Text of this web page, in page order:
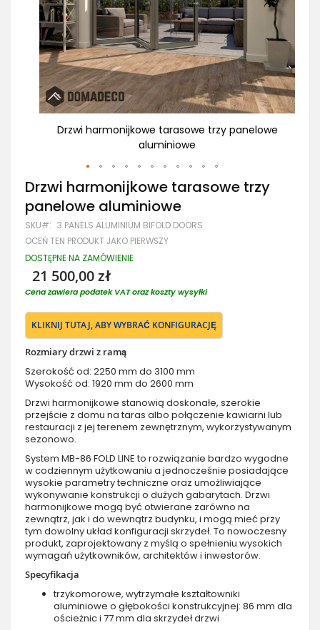
Drzwi harmonijkowe tarasowe trzy panelowe
aluminiowe
Przejdź
na
początek
galerii
Drzwi harmonijkowe tarasowe trzy
panelowe aluminiowe
SKU 3 PANELS ALUMINIUM BIFOLD DOORS
OCEŃ TEN PRODUKT JAKO PIERWSZY
DOSTĘPNE NA ZAMÓWIENIE
21 500,00 zł
Cena zawiera podatek VAT oraz koszty wysyłki
KLIKNIJ TUTAJ, ABY WYBRAĆ KONFIGURACJĘ
Rozmiary drzwi z ramą
Szerokość od: 2250 mm do 3100 mm
Wysokość od: 1920 mm do 2600 mm
Drzwi harmonijkowe stanowią doskonałe, szerokie
przejście z domu na taras albo połączenie kawiarni lub
restauracji z jej terenem zewnętrznym, wykorzystywanym
sezonowo.
System MB-86 FOLD LINE to rozwiązanie bardzo wygodne
w codziennym użytkowaniu a jednocześnie posiadające
wysokie parametry techniczne oraz umożliwiające
wykonywanie konstrukcji o dużych gabarytach. Drzwi
harmonijkowe mogą być otwierane zarówno na
zewnątrz, jak i do wewnątrz budynku, i mogą mieć przy
tym dowolny układ konfiguracji skrzydeł. To nowoczesny
produkt, zaprojektowany z myślą o spełnieniu wysokich
wymagań użytkowników, architektów i inwestorów.
Specyfikacja
trzykomorowe, wytrzymałe kształtowniki
aluminiowe o głębokości konstrukcyjnej: 86 mm dla
ościeżnic i 77 mm dla skrzydeł drzwi